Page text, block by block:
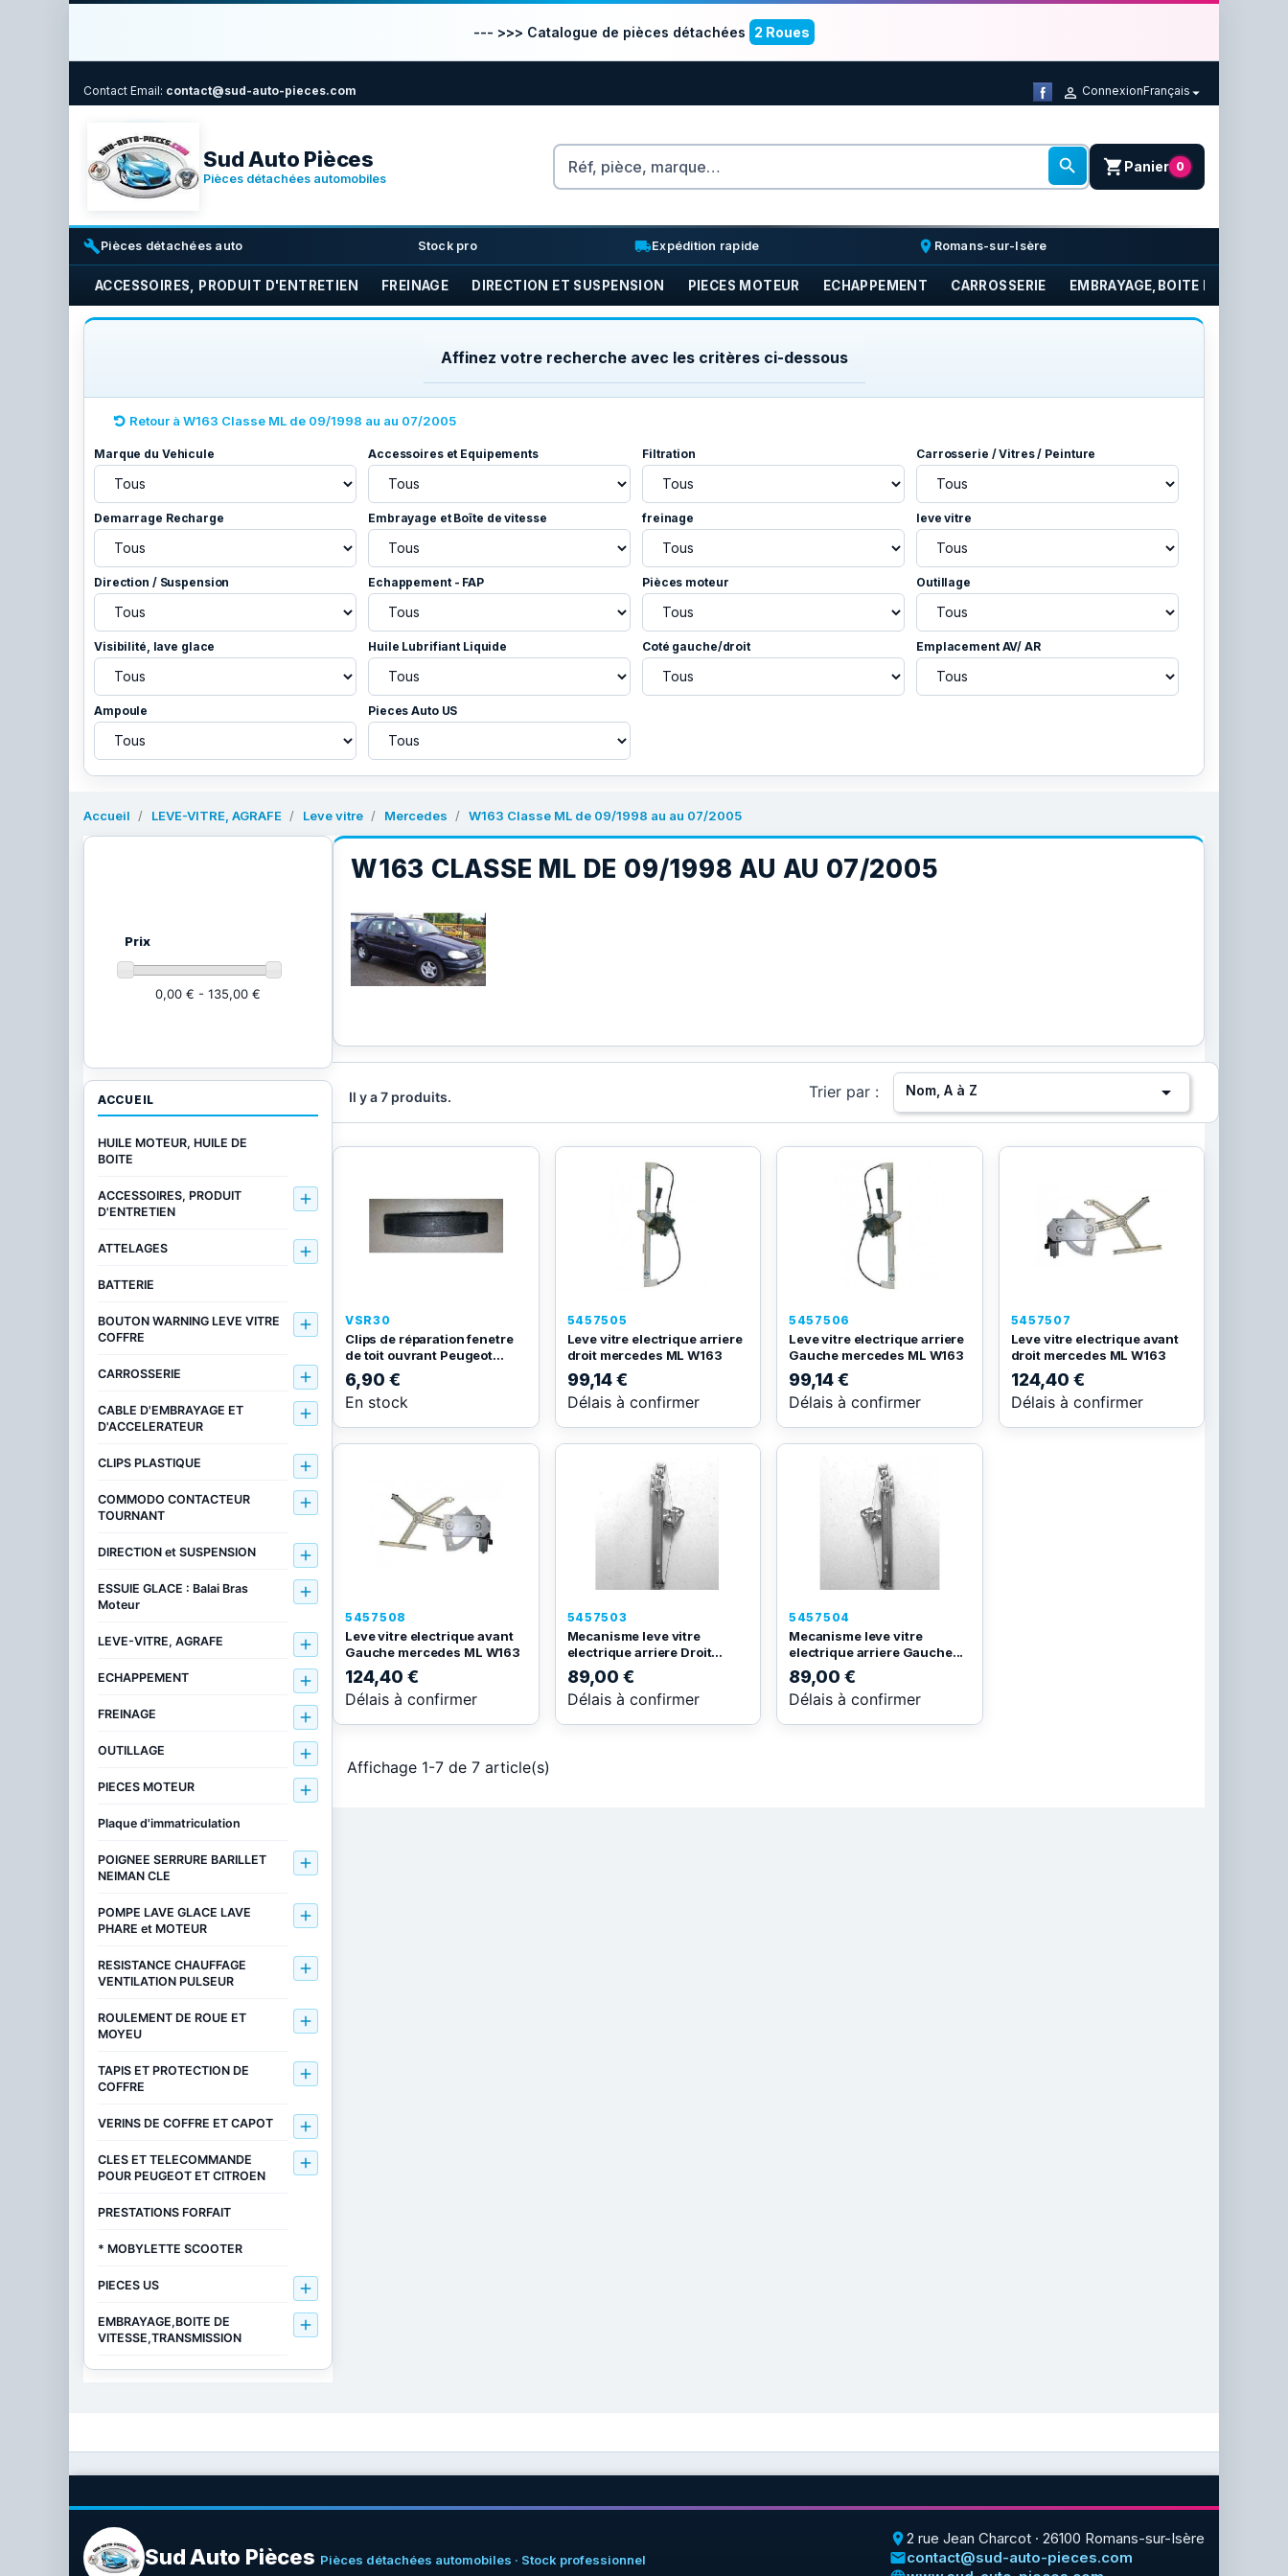
--- >>> Catalogue de pièces détachées 2 Roues
Contact Email: contact@sud-auto-pieces.com  ConnexionFrançais
Sud Auto Pièces
Pièces détachées automobiles
Rechercher
 shopping_cartPanier 0
buildPièces détachées auto inventory_2
Stock pro local_shippingExpédition rapide place Romans-sur-Isère
ACCESSOIRES, PRODUIT D'ENTRETIEN FREINAGE DIRECTION ET SUSPENSION PIECES MOTEUR ECHAPPEMENT CARROSSERIE EMBRAYAGE,BOITE DE
Affinez votre recherche avec les critères ci-dessous
Retour à W163 Classe ML de 09/1998 au au 07/2005
Marque du Vehicule Accessoires et Equipements Filtration Carrosserie / Vitres / Peinture
Demarrage Recharge Embrayage et Boîte de vitesse freinage leve vitre
Direction / Suspension Echappement - FAP Pièces moteur Outillage
Visibilité, lave glace Huile Lubrifiant Liquide Coté gauche/droit Emplacement AV/ AR
Ampoule Pieces Auto US
Accueil LEVE-VITRE, AGRAFE Leve vitre Mercedes W163 Classe ML de 09/1998 au au 07/2005
W163 CLASSE ML DE 09/1998 AU AU 07/2005
Il y a 7 produits. Trier par : Nom, A à Z 
VSR30
Clips de réparation fenetre
de toit ouvrant Peugeot...
6,90 €
En stock
5457505
Leve vitre electrique arriere
droit mercedes ML W163
99,14 €
Délais à confirmer
5457506
Leve vitre electrique arriere
Gauche mercedes ML W163
99,14 €
Délais à confirmer
5457507
Leve vitre electrique avant
droit mercedes ML W163
124,40 €
Délais à confirmer
5457508
Leve vitre electrique avant
Gauche mercedes ML W163
124,40 €
Délais à confirmer
5457503
Mecanisme leve vitre
electrique arriere Droit...
89,00 €
Délais à confirmer
5457504
Mecanisme leve vitre
electrique arriere Gauche...
89,00 €
Délais à confirmer
Affichage 1-7 de 7 article(s)
Prix
0,00 € - 135,00 €
ACCUEIL
HUILE MOTEUR, HUILE DE
BOITE
ACCESSOIRES, PRODUIT
D'ENTRETIEN

ATTELAGES 
BATTERIE
BOUTON WARNING LEVE VITRE
COFFRE

CARROSSERIE 
CABLE D'EMBRAYAGE ET
D'ACCELERATEUR

CLIPS PLASTIQUE 
COMMODO CONTACTEUR
TOURNANT

DIRECTION et SUSPENSION 
ESSUIE GLACE : Balai Bras
Moteur

LEVE-VITRE, AGRAFE 
ECHAPPEMENT 
FREINAGE 
OUTILLAGE 
PIECES MOTEUR 
Plaque d'immatriculation
POIGNEE SERRURE BARILLET
NEIMAN CLE

POMPE LAVE GLACE LAVE
PHARE et MOTEUR

RESISTANCE CHAUFFAGE
VENTILATION PULSEUR

ROULEMENT DE ROUE ET
MOYEU

TAPIS ET PROTECTION DE
COFFRE

VERINS DE COFFRE ET CAPOT 
CLES ET TELECOMMANDE
POUR PEUGEOT ET CITROEN

PRESTATIONS FORFAIT
* MOBYLETTE SCOOTER
PIECES US 
EMBRAYAGE,BOITE DE
VITESSE,TRANSMISSION

Sud Auto Pièces Pièces détachées automobiles · Stock professionnel
place2 rue Jean Charcot · 26100 Romans-sur-Isère
emailcontact@sud-auto-pieces.com